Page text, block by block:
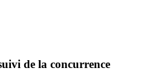
de la concurrence